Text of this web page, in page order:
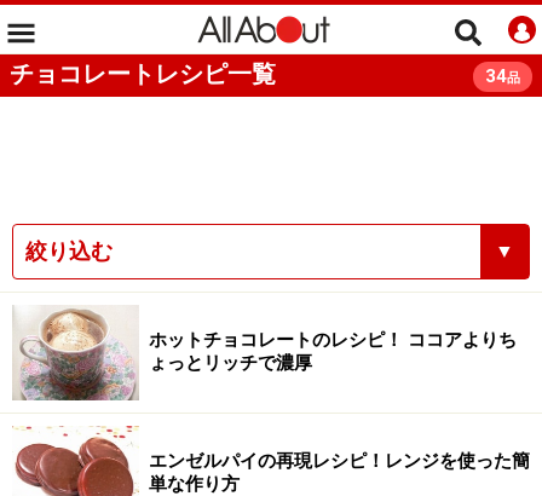
チョコレートレシピ一覧 34品
絞り込む ▼
ホットチョコレートのレシピ！ ココアよりち
ょっとリッチで濃厚
エンゼルパイの再現レシピ！レンジを使った簡
単な作り方